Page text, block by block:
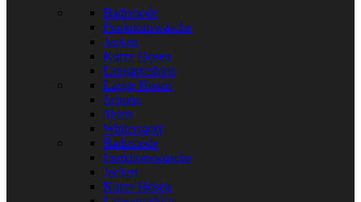
Bademode
Funktionswäsche
Jacken
Kurze Hosen
Langarmshirts
Lange Hosen
Schuhe
Shirts
Wintersport
Bademode
Funktionswäsche
Jacken
Kurze Hosen